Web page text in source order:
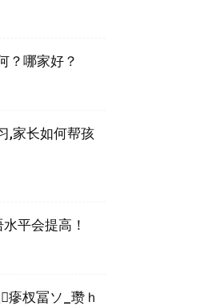
？哪家好？
,家长如何帮孩
平会提高！
瘮杈冨ソ_瓒ｈ